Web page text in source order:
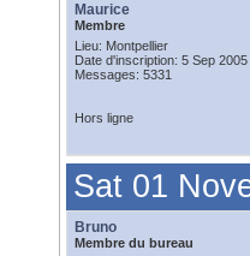
Maurice
Membre
Lieu: Montpellier
Date d'inscription: 5 Sep 2005
Messages: 5331
Hors ligne
Sat 01
Bruno
Membre du bureau